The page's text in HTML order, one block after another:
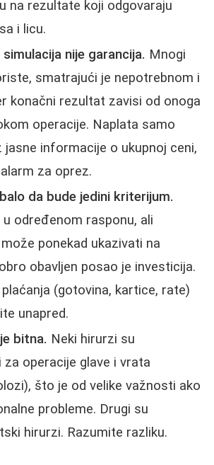
na rezultate koji odgovaraju
i licu.
nije garancija. Mnogi
smatrajući je nepotrebnom i
konačni rezultat zavisi od onoga
operacije. Naplata samo
jasne informacije o ukupnoj ceni,
za oprez.
da bude jedini kriterijum.
u određenom rasponu, ali
ponekad ukazivati na
obavljen posao je investicija.
(gotovina, kartice, rate)
unapred.
bitna. Neki hirurzi su
za operacije glave i vrata
što je od velike važnosti ako
probleme. Drugi su
hirurzi. Razumite razliku.